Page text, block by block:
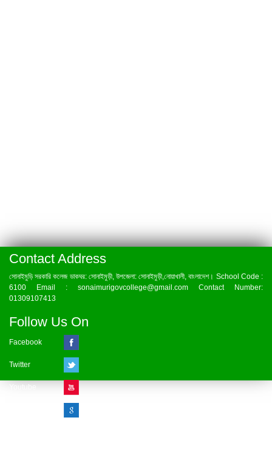
Contact Address
সোনাইমুড়ি সরকারি কলেজ ডাকঘর: সোনাইমুড়ী, উপজেলা: সোনাইমুড়ী,নোয়াখালী, বাংলাদেশ। School Code :
6100 Email : sonaimurigovcollege@gmail.com Contact Number:
01309107413
Follow Us On
Facebook
Twitter